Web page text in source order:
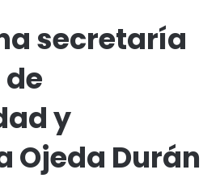
secretaría
y
Ojeda Durán